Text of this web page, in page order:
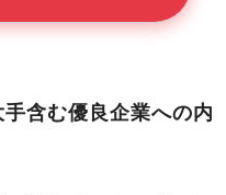
手含む優良企業への内